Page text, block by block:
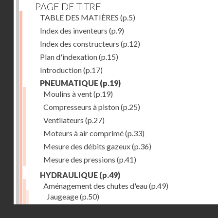
PAGE DE TITRE
TABLE DES MATIÈRES (p.5)
Index des inventeurs (p.9)
Index des constructeurs (p.12)
Plan d'indexation(p.15)
Introduction(p.17)
PNEUMATIQUE (p.19)
Moulins à vent(p.19)
Compresseurs à piston(p.25)
Ventilateurs (p.27)
Moteurs à air comprimé(p.33)
Mesure des débits gazeux(p.36)
Mesure des pressions (p.41)
HYDRAULIQUE (p.49)
Aménagement des chutes d'eau(p.49)
Jaugeage(p.50)